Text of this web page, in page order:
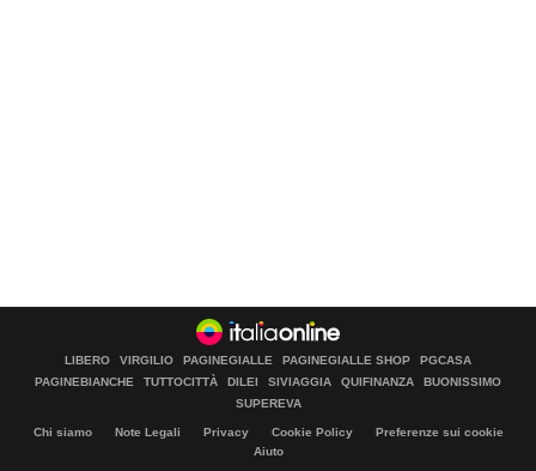
LIBERO VIRGILIO PAGINEGIALLE PAGINEGIALLE SHOP
PGCASA
PAGINEBIANCHE
TUTTOCITTÀ DILEI SIVIAGGIA QUIFINANZA
BUONISSIMO
SUPEREVA
Chi siamo Note Legali Privacy Cookie Policy
Preferenze sui cookie
Aiuto